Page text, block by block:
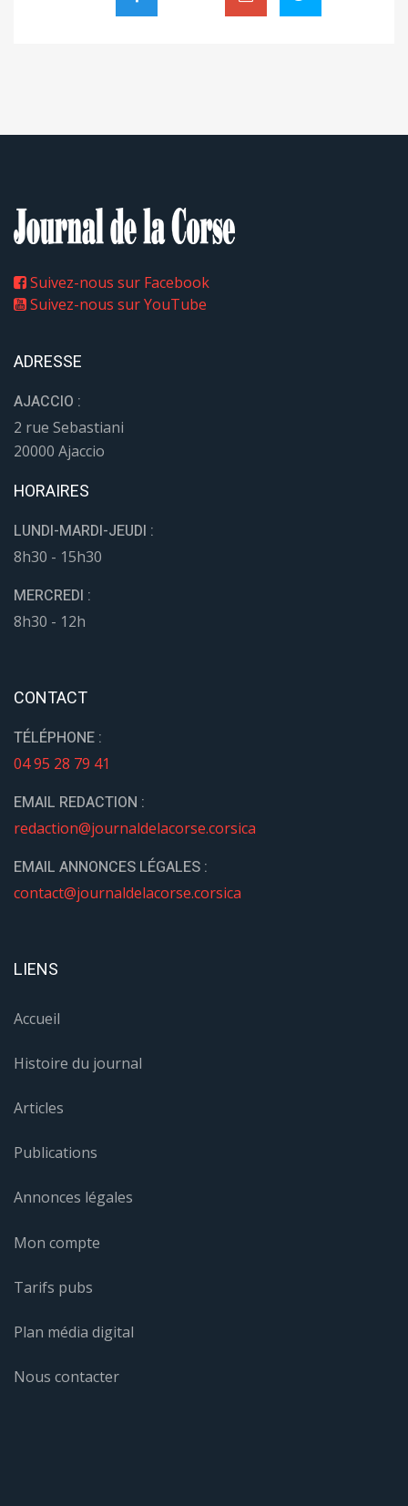
Suivez-nous sur Facebook
Suivez-nous sur YouTube
ADRESSE
AJACCIO :
2 rue Sebastiani
20000 Ajaccio
HORAIRES
LUNDI-MARDI-JEUDI :
8h30 - 15h30
MERCREDI :
8h30 - 12h
CONTACT
TÉLÉPHONE :
04 95 28 79 41
EMAIL REDACTION :
redaction@journaldelacorse.corsica
EMAIL ANNONCES LÉGALES :
contact@journaldelacorse.corsica
LIENS
Accueil
Histoire du journal
Articles
Publications
Annonces légales
Mon compte
Tarifs pubs
Plan média digital
Nous contacter